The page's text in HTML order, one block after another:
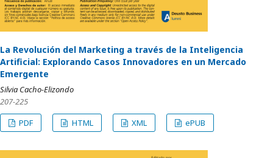
La Revolución del Marketing a través de la Inteligencia
Artificial: Explorando Casos Innovadores en un Mercado
Emergente
Silvia Cacho-Elizondo
207-225
PDF
HTML XML ePUB